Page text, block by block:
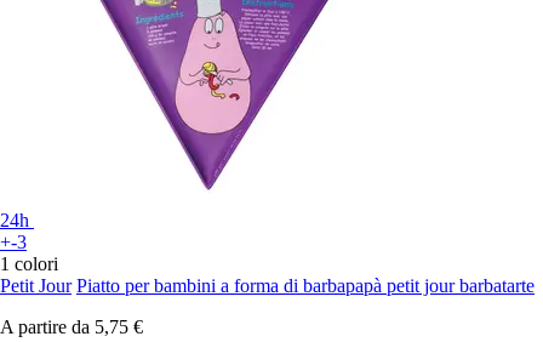
24h
+-3
1 colori
Petit Jour Piatto per bambini a forma di barbapapà petit jour barbatarte
A partire da 5,75 €